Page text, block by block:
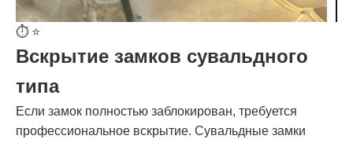
⏱️ ⭐
Вскрытие замков сувальдного
типа
Если замок полностью заблокирован, требуется
профессиональное вскрытие. Сувальдные замки